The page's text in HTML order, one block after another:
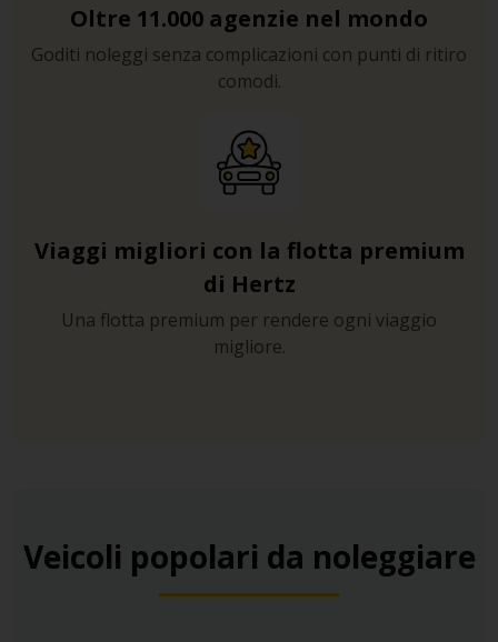
Oltre 11.000 agenzie nel mondo
Goditi noleggi senza complicazioni con punti di ritiro
comodi.
Viaggi migliori con la flotta premium
di Hertz
Una flotta premium per rendere ogni viaggio
migliore.
Veicoli popolari da noleggiare